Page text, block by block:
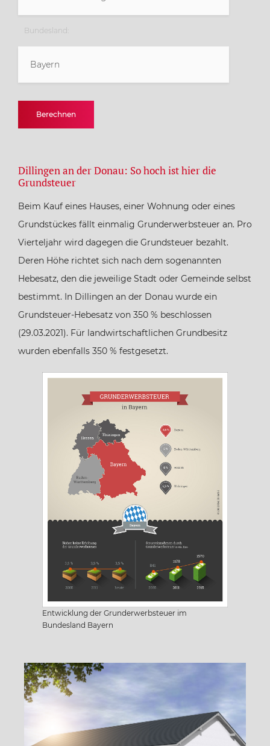
Bundesland:
Bayern
Baden-Württemberg
Berlin
Brandenburg
Bremen
Hamburg
Hessen
Mecklenburg-Vorpommern
Niedersachsen
Nordrhein-Westfalen
Rheinland-Pfalz
Sachsen
Sachsen-Anhalt
Schleswig Holstein
Berechnen
Dillingen an der Donau: So hoch ist hier die
Grundsteuer
Beim Kauf eines Hauses, einer Wohnung oder eines
Grundstückes fällt einmalig Grunderwerbsteuer an. Pro
Vierteljahr wird dagegen die Grundsteuer bezahlt.
Deren Höhe richtet sich nach dem sogenannten
Hebesatz, den die jeweilige Stadt oder Gemeinde selbst
bestimmt. In Dillingen an der Donau wurde ein
Grundsteuer-Hebesatz von 350 % beschlossen
(29.03.2021). Für landwirtschaftlichen Grundbesitz
wurden ebenfalls 350 % festgesetzt.
Entwicklung der Grunderwerbsteuer im
Bundesland Bayern